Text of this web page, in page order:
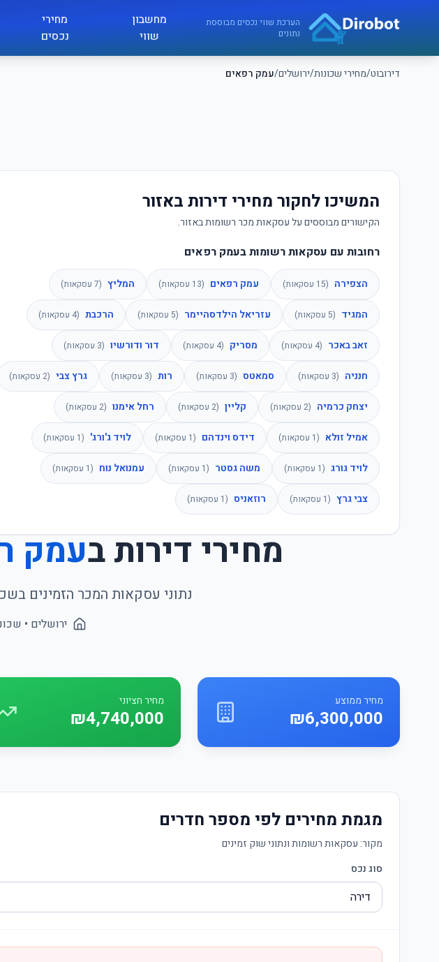
דירובוט/מחירי שכונות/ירושלים/עמק רפאים
דירובוט
הערכת שווי נכסים מבוססת
נתונים
מחשבון
שווי
מחירי
נכסים
המשיכו לחקור מחירי דירות באזור
הקישורים מבוססים על עסקאות מכר רשומות באזור.
רחובות עם עסקאות רשומות בעמק רפאים
הצפירה (
15 עסקאות) עמק רפאים (
13 עסקאות) המליץ (
7 עסקאות)
המגיד (
5 עסקאות) עזריאל הילדסהיימר (
5 עסקאות) הרכבת (
4 עסקאות)
זאב באכר (
4 עסקאות) מסריק (
4 עסקאות) דור ודורשיו (
3 עסקאות)
חנניה (
3 עסקאות) סמאטס (
3 עסקאות) רות (
3 עסקאות) גרץ צבי (
2 עסקאות)
יצחק כרמיה (
2 עסקאות) קליין (
2 עסקאות) רחל אימנו (
2 עסקאות)
אמיל זולא (
1 עסקאות) דידס וינדהם (
1 עסקאות) לויד ג'ורג' (
1 עסקאות)
לויד גורג (
1 עסקאות) משה גסטר (
1 עסקאות) עמנואל נוח (
1 עסקאות)
צבי גרץ (
1 עסקאות) רוזאניס (
1 עסקאות)
מחירי דירות בעמק
נתוני עסקאות המכר הזמינים
ירושלים •
מחיר ממוצע
₪6,300,000
מחיר חציוני
₪4,740,000
מגמת מחירים לפי מספר חדרים
מקור: עסקאות רשומות ונתוני שוק זמינים
סוג נכס